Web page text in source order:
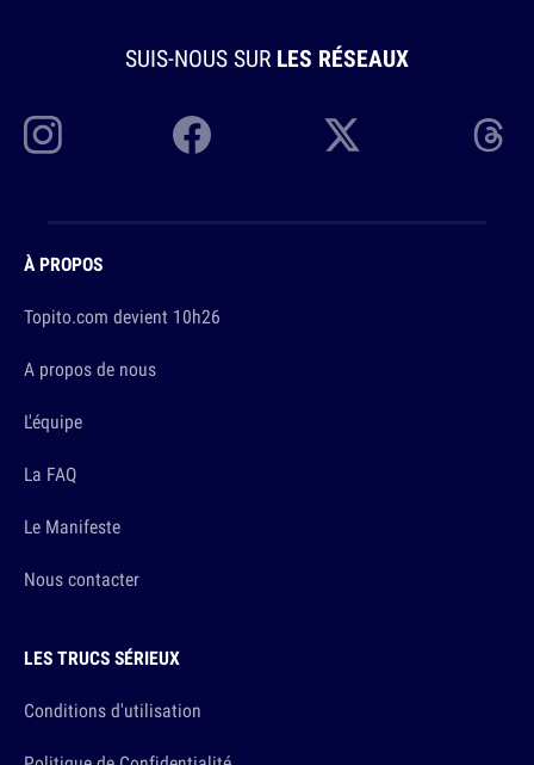
SUIS-NOUS SUR LES RÉSEAUX
À PROPOS
Topito.com devient 10h26
A propos de nous
L'équipe
La FAQ
Le Manifeste
Nous contacter
LES TRUCS SÉRIEUX
Conditions d'utilisation